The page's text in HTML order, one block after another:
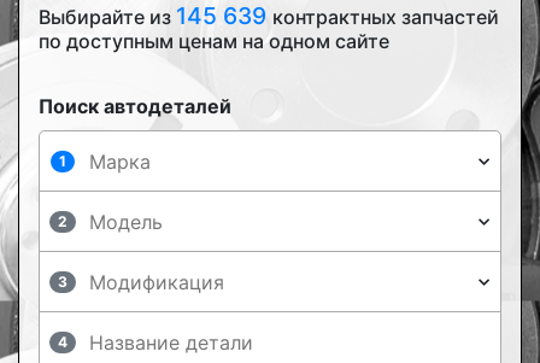
Выбирайте из 145 639 контрактных запчастей
по доступным ценам на одном сайте
Поиск автодеталей
1
2
3
4